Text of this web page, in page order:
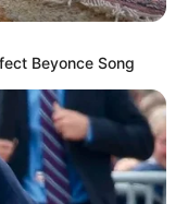
Beyonce Song